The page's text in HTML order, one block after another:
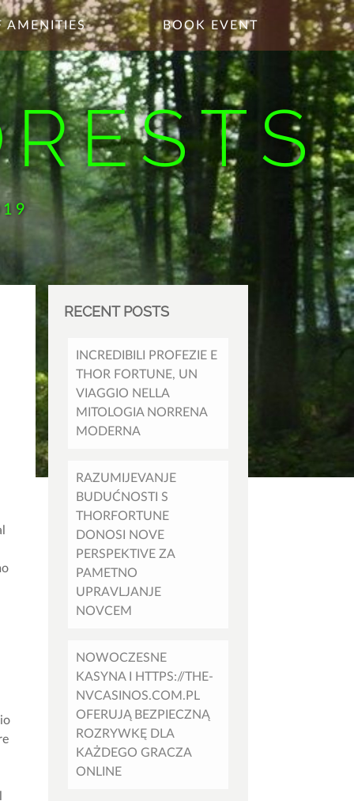
AMENITIES BOOK EVENT
RECENT POSTS
INCREDIBILI PROFEZIE E
THOR FORTUNE, UN
VIAGGIO NELLA
MITOLOGIA NORRENA
MODERNA
RAZUMIJEVANJE
BUDUĆNOSTI S
THORFORTUNE
DONOSI NOVE
PERSPEKTIVE ZA
PAMETNO
UPRAVLJANJE
NOVCEM
NOWOCZESNE
KASYNA I HTTPS://THE-
NVCASINOS.COM.PL
OFERUJĄ BEZPIECZNĄ
ROZRYWKĘ DLA
KAŻDEGO GRACZA
ONLINE